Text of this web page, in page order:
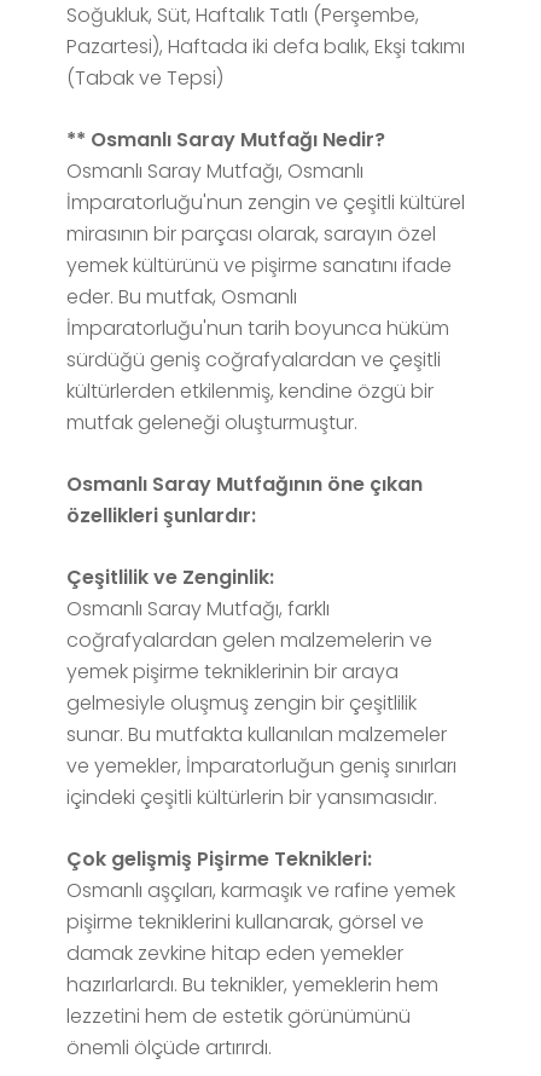
Soğukluk, Süt, Haftalık Tatlı (Perşembe,
Pazartesi), Haftada iki defa balık, Ekşi takımı
(Tabak ve Tepsi)
** Osmanlı Saray Mutfağı Nedir?
Osmanlı Saray Mutfağı, Osmanlı
İmparatorluğu'nun zengin ve çeşitli kültürel
mirasının bir parçası olarak, sarayın özel
yemek kültürünü ve pişirme sanatını ifade
eder. Bu mutfak, Osmanlı
İmparatorluğu'nun tarih boyunca hüküm
sürdüğü geniş coğrafyalardan ve çeşitli
kültürlerden etkilenmiş, kendine özgü bir
mutfak geleneği oluşturmuştur.
Osmanlı Saray Mutfağının öne çıkan
özellikleri şunlardır:
Çeşitlilik ve Zenginlik:
Osmanlı Saray Mutfağı, farklı
coğrafyalardan gelen malzemelerin ve
yemek pişirme tekniklerinin bir araya
gelmesiyle oluşmuş zengin bir çeşitlilik
sunar. Bu mutfakta kullanılan malzemeler
ve yemekler, İmparatorluğun geniş sınırları
içindeki çeşitli kültürlerin bir yansımasıdır.
Çok gelişmiş Pişirme Teknikleri:
Osmanlı aşçıları, karmaşık ve rafine yemek
pişirme tekniklerini kullanarak, görsel ve
damak zevkine hitap eden yemekler
hazırlarlardı. Bu teknikler, yemeklerin hem
lezzetini hem de estetik görünümünü
önemli ölçüde artırırdı.